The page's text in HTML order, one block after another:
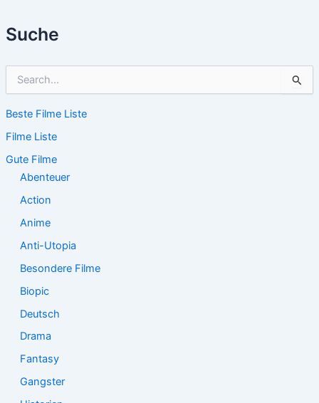
Suche
h
n
n
Beste Filme Liste
Filme Liste
Gute Filme
Abenteuer
Action
Anime
Anti-Utopia
Besondere Filme
Biopic
Deutsch
Drama
Fantasy
Gangster